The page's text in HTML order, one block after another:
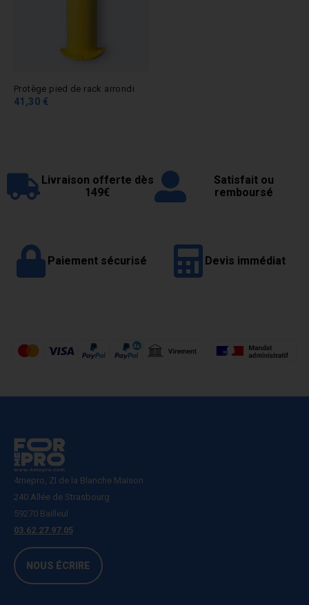
Protège pied de rack arrondi
41,30 €
Livraison offerte dès
149€
Satisfait ou
remboursé
Paiement sécurisé Devis immédiat
4mepro, ZI de la Blanche Maison
240 Allée de Strasbourg
59270 Bailleul
03.62.27.97.05
NOUS ÉCRIRE